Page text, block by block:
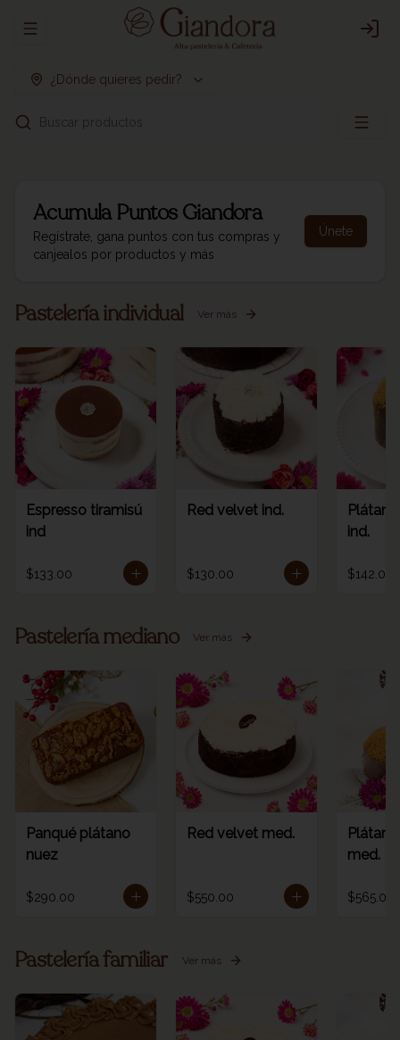
Abrir menu de navegación
¿Dónde quieres pedir?
Buscar productos
AcumulaPuntos Giandora
Regístrate, gana puntos con tus compras y
canjealos por productos y más
Únete
Pastelería individual Ver más
Espresso tiramisú
ind
$133.00
Red velvet ind.
$130.00
ind.
$142.00
Pastelería mediano Ver más
Panqué plátano
nuez
$290.00
Red velvet med.
$550.00
med.
$565.00
Pastelería familiar Ver más